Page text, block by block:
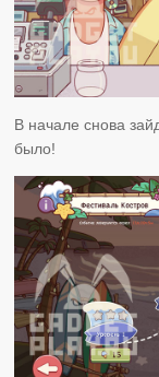
В начале снова
было!